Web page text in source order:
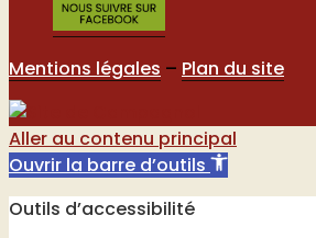
Mentions légales – Plan du site
Aller au contenu principal
Ouvrir la barre d’outils
Outils d’accessibilité